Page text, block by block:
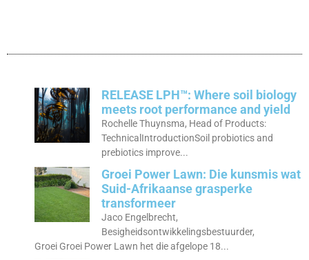
RELEASE LPH™: Where soil biology
meets root performance and yield
Rochelle Thuynsma, Head of Products:
TechnicalIntroductionSoil probiotics and
prebiotics improve...
Groei Power Lawn: Die kunsmis wat
Suid-Afrikaanse grasperke
transformeer
Jaco Engelbrecht,
Besigheidsontwikkelingsbestuurder,
Groei Groei Power Lawn het die afgelope 18...